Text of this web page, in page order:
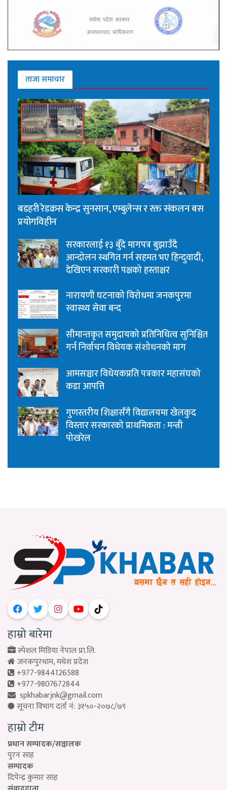
ताजा समाचार
बडहरी रेडक्रस केन्द्र सुनसान, एम्बुलेन्स र रक्त संकलन बस
प्रयोगविहीन
सरकारलाई १३ बुँदे मागपत्र बुझाउँदै
आन्दोलन स्थगित गर्न सहमत भए हिन्दुवादी,
देखिएन सरकारी पक्षको हस्ताक्षर
नारायणी घटनाको विरोधमा जनकपुरमा
स्वास्थ्य सेवा बन्द
सीमान्तकृत समुदायको प्रतिनिधित्व सुनिश्चित
गर्न निर्वाचन विधेयक संशोधनको माग
आमसञ्चार विधेयकप्रति पत्रकार महासंघको
कडा आपत्ति
गुणस्तरीय शिक्षासँगै विद्यालयमा खेलकुद
विस्तार सरकारको प्राथमिकता : मन्त्री
पोखरेल
हाम्रो बारेमा
स्पेशल मिडिया नेपाल प्रा.लि.
जनकपुरधाम, मधेश प्रदेश
+977-9844126588
+977-9807672844
spkhabarjnk@gmail.com
सूचना विभाग दर्ता नं: ३१५०-२०७८/७९
हाम्रो टीम
प्रधान सम्पादक/सञ्चालक
पुरन साह
सम्पादक
दिपेन्द्र कुमार साह